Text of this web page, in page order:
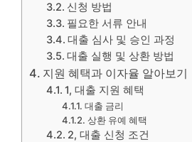
신청 방법
필요한 서류 안내
대출 심사 및 승인 과정
대출 실행 및 상환 방법
지원 혜택과 이자율 알아보기
1, 대출 지원 혜택
대출 금리
상환 유예 혜택
2, 대출 신청 조건